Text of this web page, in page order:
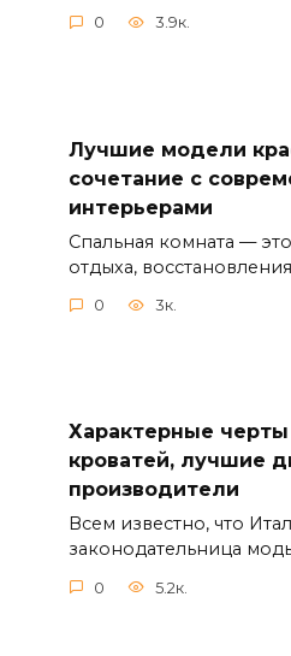
0 3.9к.
Лучшие модели
сочетание с
интерьерами
Спальная комната —
отдыха, восстановления
0 3к.
Характерные черты
кроватей, лучшие
производители
Всем известно, что
законодательница
0 5.2к.